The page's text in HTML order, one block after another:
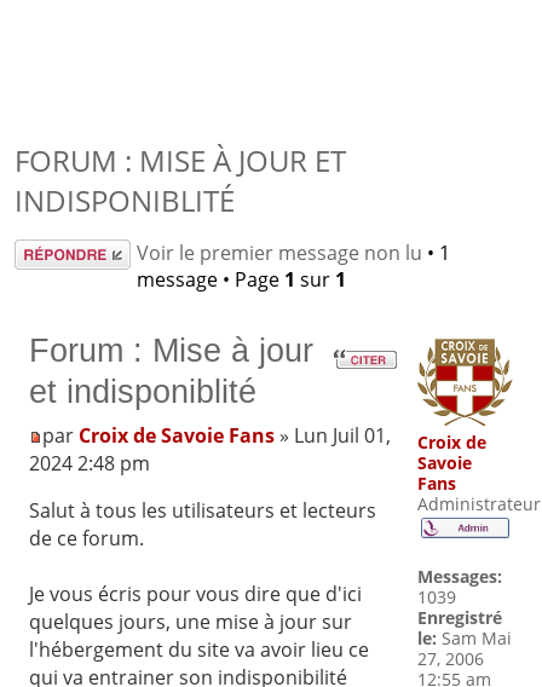
FORUM : MISE À JOUR ET
INDISPONIBLITÉ
Répondre Voir le premier message non lu • 1
message • Page 1 sur 1
Forum : Mise à jour
et indisponiblité
par Croix de Savoie Fans» Lun Juil 01,
2024 2:48 pm
Salut à tous les utilisateurs et lecteurs
de ce forum.
Je vous écris pour vous dire que d'ici
quelques jours, une mise à jour sur
l'hébergement du site va avoir lieu ce
qui va entrainer son indisponibilité
Croix de
Savoie
Fans
Administrateur
Messages:
1039
Enregistré
le: Sam Mai
27, 2006
12:55 am